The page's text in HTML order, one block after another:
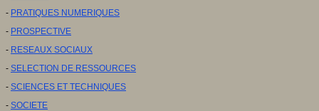
- PRATIQUES NUMERIQUES
- PROSPECTIVE
- RESEAUX SOCIAUX
- SELECTION DE RESSOURCES
- SCIENCES ET TECHNIQUES
- SOCIETE